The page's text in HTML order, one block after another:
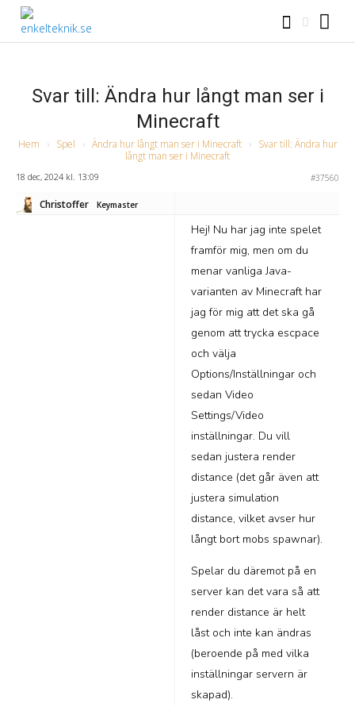
Svar till: Ändra hur långt man ser i
Minecraft
Hem › Spel › Ändra hur långt man ser i Minecraft ›
Svar till: Ändra hur
långt man ser i Minecraft
18 dec, 2024 kl. 13:09 #37560
Christoffer Keymaster
Hej! Nu har jag inte spelet
framför mig, men om du
menar vanliga Java-
varianten av Minecraft har
jag för mig att det ska gå
genom att trycka escpace
och välja
Options/Inställningar och
sedan Video
Settings/Video
inställningar. Du vill
sedan justera render
distance (det går även att
justera simulation
distance, vilket avser hur
långt bort mobs spawnar).
Spelar du däremot på en
server kan det vara så att
render distance är helt
låst och inte kan ändras
(beroende på med vilka
inställningar servern är
skapad).